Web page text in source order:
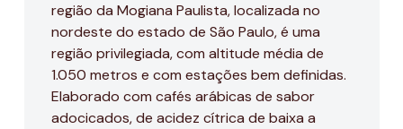
região da Mogiana Paulista, localizada no
nordeste do estado de São Paulo, é uma
região privilegiada, com altitude média de
1.050 metros e com estações bem definidas.
Elaborado com cafés arábicas de sabor
adocicados, de acidez cítrica de baixa a